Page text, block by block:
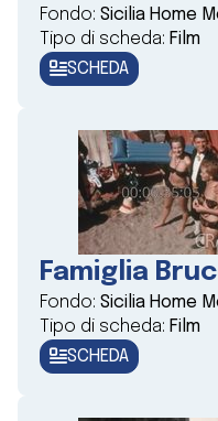
Fondo: Sicilia Home
Tipo di scheda: Film
SCHEDA
Famiglia
Fondo: Sicilia Home
Tipo di scheda: Film
SCHEDA